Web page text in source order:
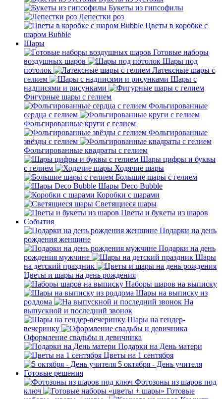
Букеты из гипсофилы
Лепестки роз
Цветы в коробке с
шаром Bubble
Шары
Готовые наборы
воздушных шаров
Шары под
потолок
Латексные шары с
гелием
Шары с
надписями и рисунками
Фигурные шары с гелием
Фольгированные
сердца с гелием
Фольгированные круги с гелием
Фольгированные
звёзды с гелием
Фольгированные квадраты с гелием
Шары цифры и буквы
с гелием
Ходячие шары
Большие шары с гелием
Шары Deco Bubble
Коробки с шарами
Светящиеся шары
Цветы и букеты из шаров
События
Подарки на день
рождения женщине
Подарки на день
рождения мужчине
Шары
на детский праздник
Цветы и шары на день рождения
Наборы шаров на выписку
Шары на выписку из
роддома
На
выпускной и последний звонок
Шары на гендер-
вечеринку
Оформление свадьбы и девичника
Подарки на День матери
Цветы на 1 сентября
5 октября - День учителя
Готовые решения
Фотозоны из шаров под
ключ
Готовые